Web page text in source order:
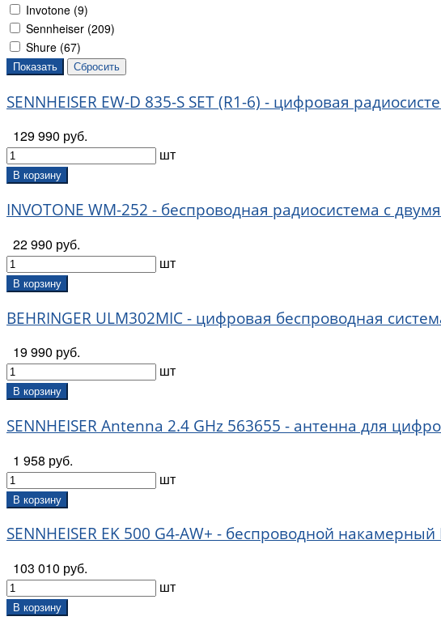
Invotone (9)
Sennheiser (209)
Shure (67)
SENNHEISER EW-D 835-S SET (R1-6) - цифровая
129 990 руб.
шт
В корзину
INVOTONE WM-252 - беспроводная радиосистема с
22 990 руб.
шт
В корзину
BEHRINGER ULM302MIC - цифровая беспроводная
19 990 руб.
шт
В корзину
SENNHEISER Antenna 2.4 GHz 563655 - антенна для
1 958 руб.
шт
В корзину
SENNHEISER EK 500 G4-AW+ - беспроводной
103 010 руб.
шт
В корзину